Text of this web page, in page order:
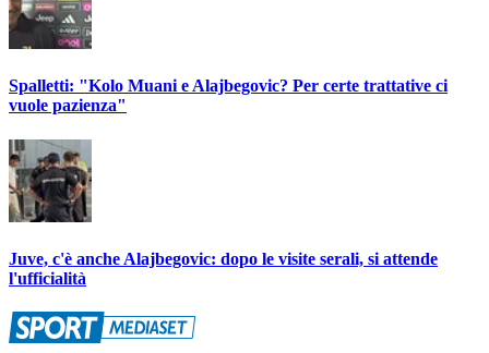
Spalletti: "Kolo Muani e Alajbegovic? Per certe trattative ci
vuole pazienza"
Juve, c'è anche Alajbegovic: dopo le visite serali, si attende
l'ufficialità